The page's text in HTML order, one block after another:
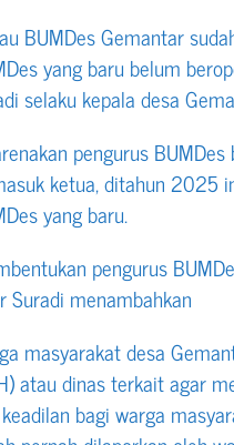
BUMDes Gemantar
yang baru belum
selaku kepala desa
pengurus
ketua, ditahun 2025
yang baru.
pengurus
Suradi menambahkan
masyarakat desa
atau dinas terkait agar
bagi warga